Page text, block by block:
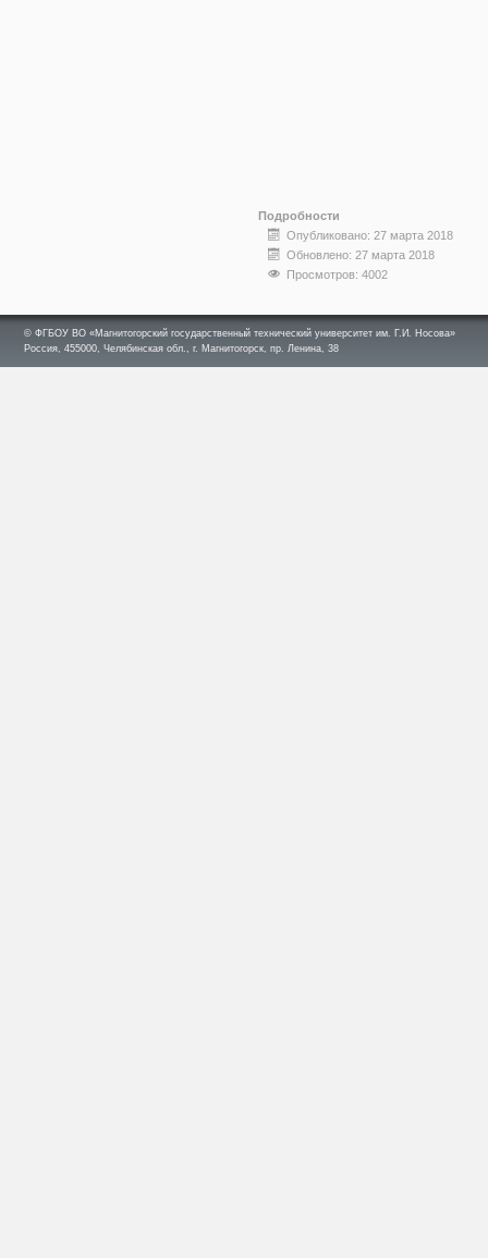
Подробности
Опубликовано: 27 марта 2018
Обновлено: 27 марта 2018
Просмотров: 4002
© ФГБОУ ВО «Магнитогорский государственный технический университет им. Г.И. Носова»
Россия, 455000, Челябинская обл., г. Магнитогорск, пр. Ленина, 38